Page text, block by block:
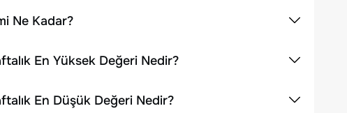
Ne Kadar?
En Yüksek Değeri Nedir?
En Düşük Değeri Nedir?